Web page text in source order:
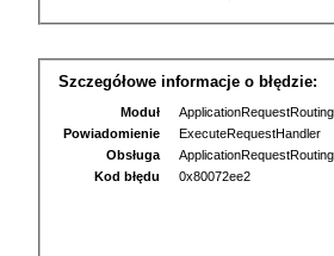
Szczegółowe informacje o błędzie:
Moduł
ApplicationRequestRouting
Powiadomienie
ExecuteRequestHandler
Obsługa
Kod błędu
0x80072ee2